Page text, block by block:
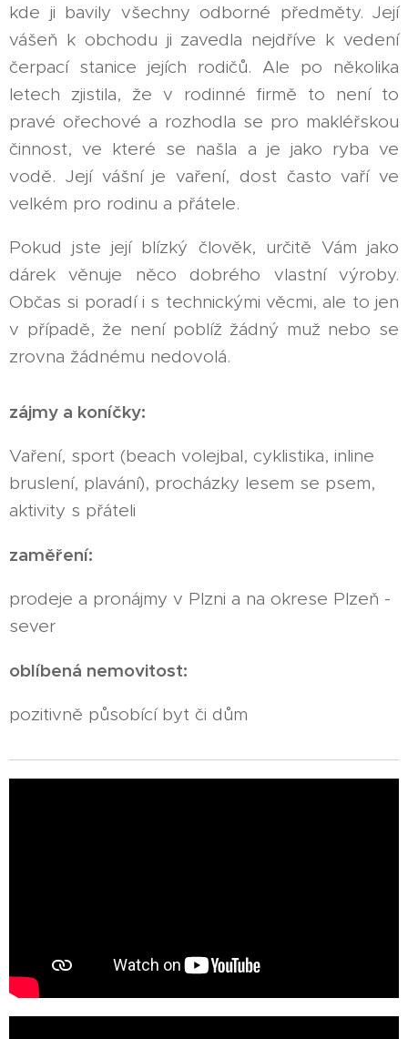
kde ji bavily všechny odborné předměty. Její
vášeň k obchodu ji zavedla nejdříve k vedení
čerpací stanice jejích rodičů. Ale po několika
letech zjistila, že v rodinné firmě to není to
pravé ořechové a rozhodla se pro makléřskou
činnost, ve které se našla a je jako ryba ve
vodě. Její vášní je vaření, dost často vaří ve
velkém pro rodinu a přátele.
Pokud jste její blízký člověk, určitě Vám jako
dárek věnuje něco dobrého vlastní výroby.
Občas si poradí i s technickými věcmi, ale to jen
v případě, že není poblíž žádný muž nebo se
zrovna žádnému nedovolá.
zájmy a koníčky:
Vaření, sport (beach volejbal, cyklistika, inline
bruslení, plavání), procházky lesem se psem,
aktivity s přáteli
zaměření:
prodeje a pronájmy v Plzni a na okrese Plzeň -
sever
oblíbená nemovitost:
pozitivně působící byt či dům